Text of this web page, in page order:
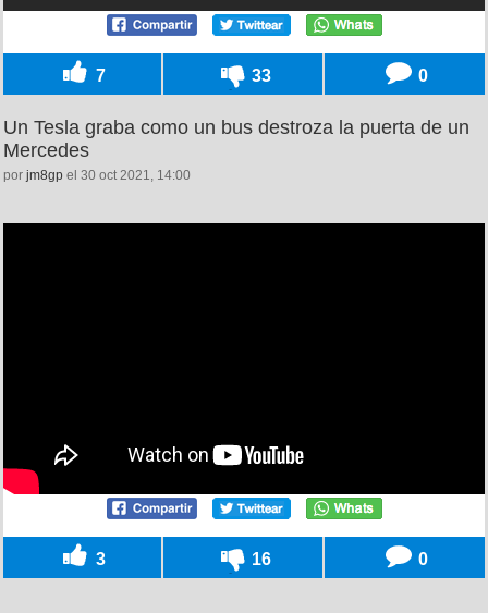
7 33 0
Un Tesla graba como un bus destroza la puerta de un
Mercedes
por jm8gp el 30 oct 2021, 14:00
3 16 0